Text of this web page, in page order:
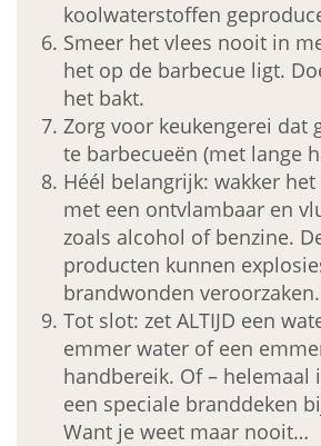
koolwaterstoffen
Smeer het vlees nooit in
het op de barbecue ligt.
het bakt.
Zorg voor keukengerei dat
te barbecueën (met lange
Héél belangrijk: wakker
met een ontvlambaar en
zoals alcohol of benzine.
producten kunnen
brandwonden veroorzaken.
Tot slot: zet ALTIJD een
emmer water of een
handbereik. Of – helemaal
een speciale branddeken
Want je weet maar nooit…